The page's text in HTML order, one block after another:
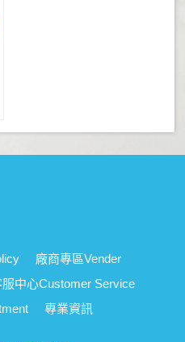
廠商專區Vender
服中心Customer Service
專業資訊